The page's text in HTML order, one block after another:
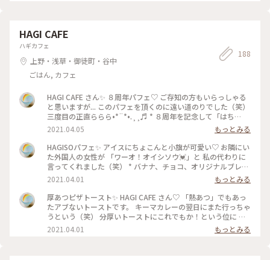
HAGI CAFE
ハギカフェ
上野・浅草・御徒町・谷中
ごはん, カフェ
188
HAGI CAFE さん✨ ８周年パフェ♡ ご存知の方もいらっしゃる
と思いますが... このパフェを頂くのに遠い道のりでした（笑）
三度目の正直ららら•*¨*•.¸¸♬︎ * ８周年を記念して「はち
（八）みつ」をかけながら楽しむ とっても美味しいパフェで
した✩︎⡱ * ◯キラキラな飴 ◯ドライレモン ◯ガトーフロマージ
ュ ◯はちみつレモンゼリー ◯8クッキー ◯ヨーグルトアイス
◯クリームチーズアイス ◯はちみつリキュールのオレンジコ
ンポート ◯岩塩クランブル ◯別添え 蜂蜜 * こちらの提供は3
／31で終了しました。 間に合って良かったです♡︎ʾʾ *
#HAGICAFE #谷中 #カフェ #パフェ #８周年 #限定 #おめでと
う #春ふわり #ひとりカフェ部
2021.04.05
もっとみる
HAGISOパフェ✨ アイスにちょこんと小旗が可愛い♡ お隣にい
た外国人の女性が 「ワーオ！オイシソウ💓」と 私の代わりに
言ってくれました（笑） * バナナ、チョコ、オリジナルブレン
ド珈琲を使っており、 濃厚チョコアイスやマスカルポーネク
リームも♬ とっても美味しいパフェに大満足です。 * でもね、
実はこれは本命ではないパフェでして。 キーマカレーの訪問
時、お目当ての限定8周年パフェが 食べたかったのですが既に
完売。 よーし、次の日またリベンジだ！と勇んで行ったら こ
の日は材料調達不足で限定パフェなし。 タライが頭上に落ち
てきました。 泣いてもいいですか？ * もうパフェのお口にな
2021.04.01
もっとみる
厚あつピザトースト✨ HAGI CAFE さん♡ 「熱あつ」でもあっ
たアブないトーストです。 キーマカレーの翌日にまた行っちゃ
うという（笑） 分厚いトーストにこれでもか！という位に お
野菜とチーズが君臨しておりました。 そしてまた学習しない
上アゴやけどです🔥💦 #HAGICAFE #カフェ #ピザトースト #春
2021.04.01 もっとみる